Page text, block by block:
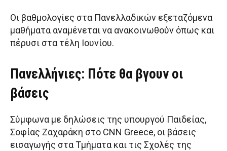
Οι βαθμολογίες στα Πανελλαδικών εξεταζόμενα
μαθήματα αναμένεται να ανακοινωθούν όπως και
πέρυσι στα τέλη Ιουνίου.
Πανελλήνιες: Πότε θα βγουν οι
βάσεις
Σύμφωνα με δηλώσεις της υπουργού Παιδείας,
Σοφίας Ζαχαράκη στο CNN Greece, oι βάσεις
εισαγωγής στα Τμήματα και τις Σχολές της